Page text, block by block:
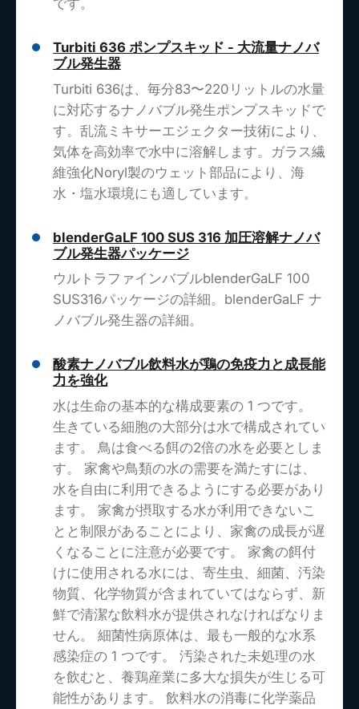
です。
Turbiti 636 ポンプスキッド - 大流量ナノバ
ブル発生器
Turbiti 636は、毎分83〜220リットルの水量
に対応するナノバブル発生ポンプスキッドで
す。乱流ミキサーエジェクター技術により、
気体を高効率で水中に溶解します。ガラス繊
維強化Noryl製のウェット部品により、海
水・塩水環境にも適しています。
blenderGaLF 100 SUS 316 加圧溶解ナノバ
ブル発生器パッケージ
ウルトラファインバブルblenderGaLF 100
SUS316パッケージの詳細。blenderGaLF ナ
ノバブル発生器の詳細。
酸素ナノバブル飲料水が鶏の免疫力と成長能
力を強化
水は生命の基本的な構成要素の 1 つです。
生きている細胞の大部分は水で構成されてい
ます。 鳥は食べる餌の2倍の水を必要としま
す。 家禽や鳥類の水の需要を満たすには、
水を自由に利用できるようにする必要があり
ます。 家禽が摂取する水が利用できないこ
とと制限があることにより、家禽の成長が遅
くなることに注意が必要です。 家禽の餌付
けに使用される水には、寄生虫、細菌、汚染
物質、化学物質が含まれていてはならず、新
鮮で清潔な飲料水が提供されなければなりま
せん。 細菌性病原体は、最も一般的な水系
感染症の 1 つです。 汚染された未処理の水
を飲むと、養鶏産業に多大な損失が生じる可
能性があります。 飲料水の消毒に化学薬品